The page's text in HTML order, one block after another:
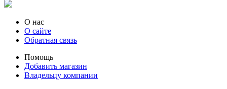
О нас
О сайте
Обратная связь
Помощь
Добавить магазин
Владельцу компании